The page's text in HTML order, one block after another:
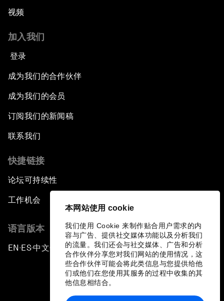
本网站使用 cookie
我们使用 Cookie 来制作贴合用户需求的内
容与广告、提供社交媒体功能以及分析我们
的流量。我们还会与社交媒体、广告和分析
合作伙伴分享您对我们网站的使用情况，这
些合作伙伴可能会将此类信息与您提供给他
们或他们在您使用其服务的过程中收集的其
他信息相结合。
视频
加入我们
登录
成为我们的合作伙伴
成为我们的会员
订阅我们的新闻稿
联系我们
快捷链接
论坛可持续性
工作机会
语言版本
EN ▪ ES▪中文▪ 日本語